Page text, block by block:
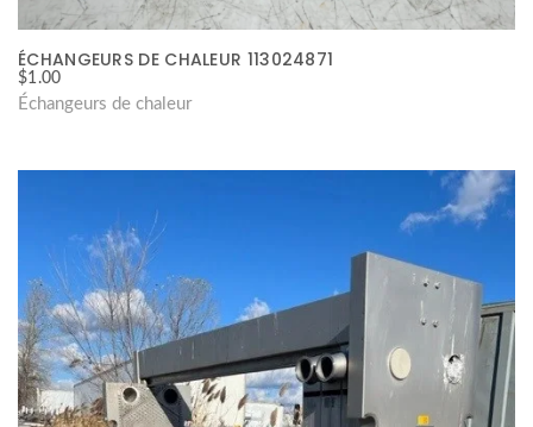
ÉCHANGEURS DE CHALEUR 113024871
$1.00
Échangeurs de chaleur